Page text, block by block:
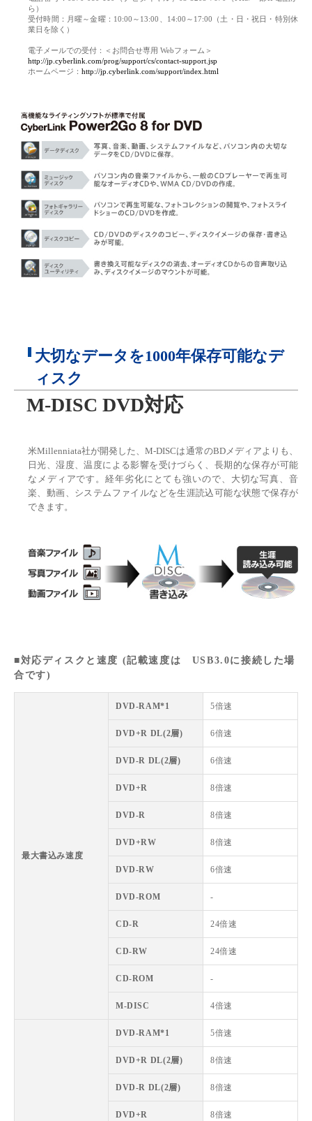
ら）
受付時間：月曜～金曜：10:00～13:00、14:00～17:00（土・日・祝日・特別休
業日を除く）
電子メールでの受付：＜お問合せ専用 Webフォーム＞
http://jp.cyberlink.com/prog/support/cs/contact-support.jsp
ホームページ： http://jp.cyberlink.com/support/index.html
大切なデータを1000年保存可能なデ
ィスク
M-DISC DVD対応
米Millenniata社が開発した、M-DISCは通常のBDメディアよりも、
日光、湿度、温度による影響を受けづらく、長期的な保存が可能
なメディアです。経年劣化にとても強いので、大切な写真、音
楽、動画、システムファイルなどを生涯読込可能な状態で保存が
できます。
■対応ディスクと速度 (記載速度は USB3.0に接続した場
合です)
最大書込み速度
DVD-RAM*1 5倍速
DVD+R DL(2層) 6倍速
DVD-R DL(2層) 6倍速
DVD+R 8倍速
DVD-R 8倍速
DVD+RW 8倍速
DVD-RW 6倍速
DVD-ROM -
CD-R 24倍速
CD-RW 24倍速
CD-ROM -
M-DISC 4倍速
DVD-RAM*1 5倍速
DVD+R DL(2層) 8倍速
DVD-R DL(2層) 8倍速
DVD+R 8倍速